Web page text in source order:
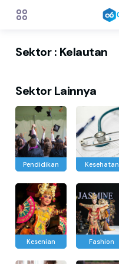
Sektor : Kelautan
Sektor Lainnya
Pendidikan Kesehatan
Kesenian Fashion